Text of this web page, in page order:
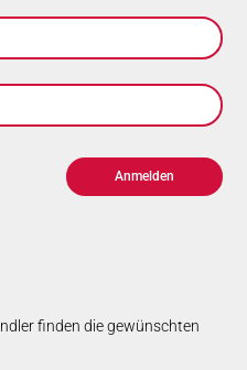
Anmelden
finden die gewünschten